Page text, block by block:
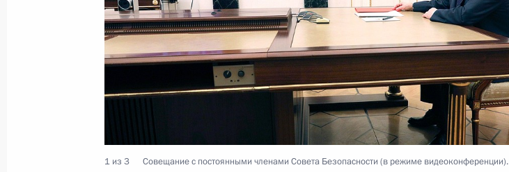
Совещание с постоянными членами Совета Безопасности
11 марта 2022 года, 11:15 Москва, Кремль
Встреча с Уполномоченным по правам ребёнка Марией
Львовой-Беловой
1 из 3 Совещание с постоянными членами Совета Безопасности (в режиме видеоконференции).